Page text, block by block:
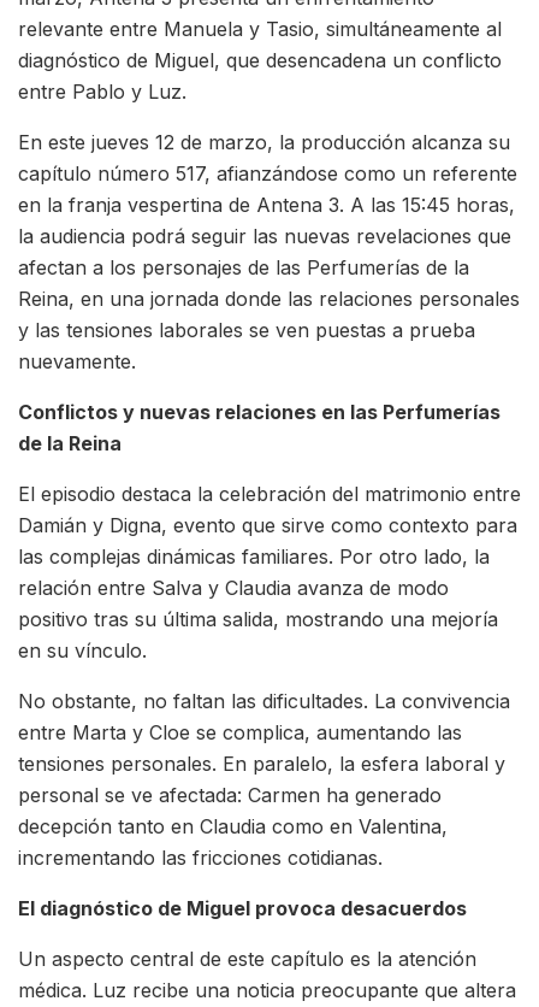
relevante entre Manuela y Tasio, simultáneamente al
diagnóstico de Miguel, que desencadena un conflicto
entre Pablo y Luz.
En este jueves 12 de marzo, la producción alcanza su
capítulo número 517, afianzándose como un referente
en la franja vespertina de Antena 3. A las 15:45 horas,
la audiencia podrá seguir las nuevas revelaciones que
afectan a los personajes de las Perfumerías de la
Reina, en una jornada donde las relaciones personales
y las tensiones laborales se ven puestas a prueba
nuevamente.
Conflictos y nuevas relaciones en las Perfumerías
de la Reina
El episodio destaca la celebración del matrimonio entre
Damián y Digna, evento que sirve como contexto para
las complejas dinámicas familiares. Por otro lado, la
relación entre Salva y Claudia avanza de modo
positivo tras su última salida, mostrando una mejoría
en su vínculo.
No obstante, no faltan las dificultades. La convivencia
entre Marta y Cloe se complica, aumentando las
tensiones personales. En paralelo, la esfera laboral y
personal se ve afectada: Carmen ha generado
decepción tanto en Claudia como en Valentina,
incrementando las fricciones cotidianas.
El diagnóstico de Miguel provoca desacuerdos
Un aspecto central de este capítulo es la atención
médica. Luz recibe una noticia preocupante que altera